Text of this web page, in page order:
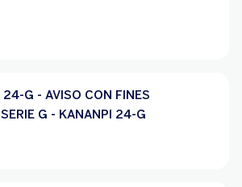
G - AVISO CON FINES
G - KANANPI 24-G